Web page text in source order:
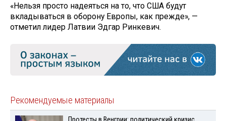
«Нельзя просто надеяться на то, что США будут
вкладываться в оборону Европы, как прежде», —
отметил лидер Латвии Эдгар Ринкевич.
Рекомендуемые материалы